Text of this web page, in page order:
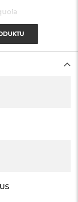
gwarancję
punkcie